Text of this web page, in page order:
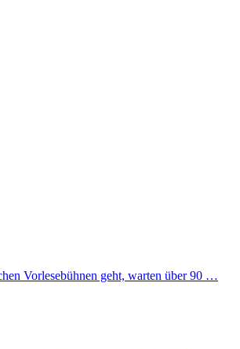
Vorlesebühnen geht, warten über 90 …